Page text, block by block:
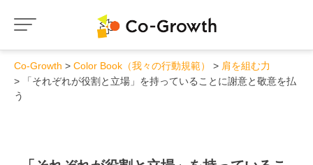
Co-Growth Color Book（我々の行動規範）
肩を組む力
「それぞれが役割と立場」を持っていることに謝意と敬意を払
う